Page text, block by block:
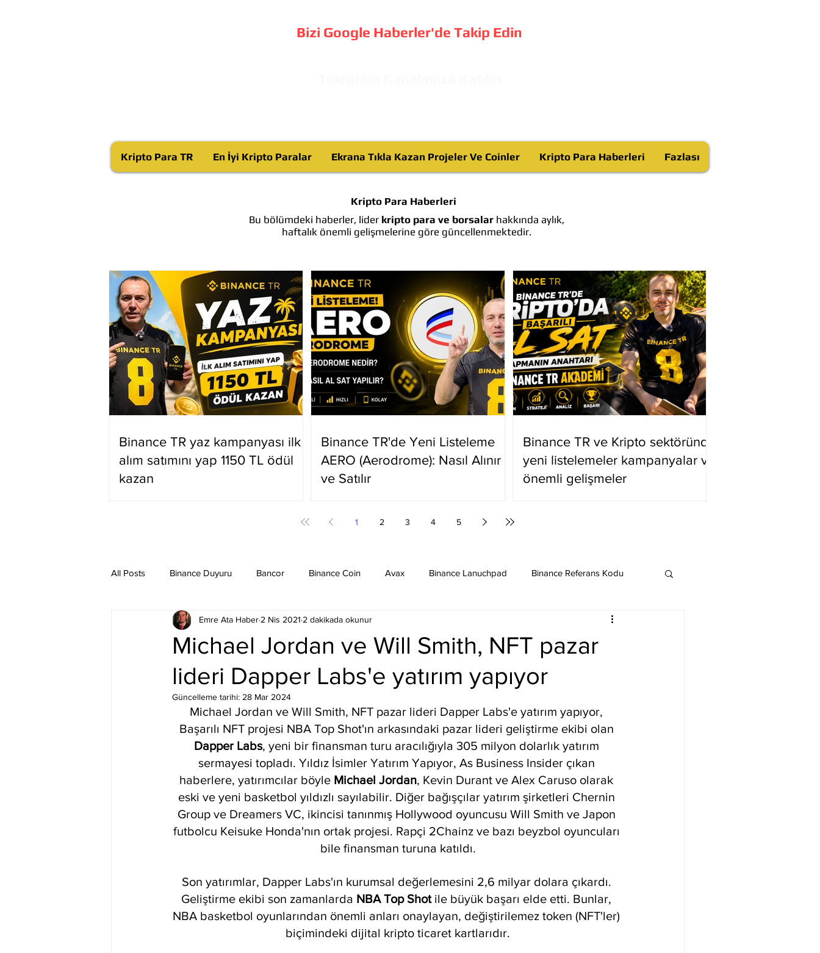
Bizi Google Haberler'de Takip Edin
Kripto Para TR En İyi Kripto Paralar Ekrana Tıkla Kazan Projeler Ve Coinler Kripto Para Haberleri Fazlası
Kripto Para Haberleri
Bu bölümdeki haberler, lider kripto para ve borsalarhakkında aylık,
haftalık önemli gelişmelerine göre güncellenmektedir.
Binance TR yaz kampanyası ilk
alım satımını yap 1150 TL ödül
kazan
Binance TR'de Yeni Listeleme
AERO (Aerodrome): Nasıl Alınır
ve Satılır
Binance TR ve Kripto sektöründe
yeni listelemeler kampanyalar ve
önemli gelişmeler
1 2 3 4 5
All Posts Binance Duyuru Bancor Binance Coin Avax Binance Lanuchpad Binance Referans Kodu
Binance Taraftar Token Bitcoin Bitcoin Sv Binance Yeni Listeleme
Bittorent Coin Chiliz Compound Dai Dash Cosmos Dogecoin Ethereum
Ethereum Classic Elrond Eos Kripto Para Haberleri Iota Holo Linch Litecoin
Michael Jordan ve Will Smith, NFT pazar
lideri Dapper Labs'e yatırım yapıyor
Emre Ata Haber 2 Nis 2021 2 dakikada okunur
Güncelleme tarihi: 28 Mar 2024
Michael Jordan ve Will Smith, NFT pazar lideri Dapper Labs'e yatırım yapıyor,
Başarılı NFT projesi NBA Top Shot'ın arkasındaki pazar lideri geliştirme ekibi olan
Dapper Labs, yeni bir finansman turu aracılığıyla 305 milyon dolarlık yatırım
sermayesi topladı. Yıldız İsimler Yatırım Yapıyor, As Business Insider çıkan
haberlere, yatırımcılar böyle Michael Jordan, Kevin Durant ve Alex Caruso olarak
eski ve yeni basketbol yıldızlı sayılabilir. Diğer bağışçılar yatırım şirketleri Chernin
Group ve Dreamers VC, ikincisi tanınmış Hollywood oyuncusu Will Smith ve Japon
futbolcu Keisuke Honda'nın ortak projesi. Rapçi 2Chainz ve bazı beyzbol oyuncuları
bile finansman turuna katıldı.
Son yatırımlar, Dapper Labs'ın kurumsal değerlemesini 2,6 milyar dolara çıkardı.
Geliştirme ekibi son zamanlarda NBA Top Shot ile büyük başarı elde etti. Bunlar,
NBA basketbol oyunlarından önemli anları onaylayan, değiştirilemez token (NFT'ler)
biçimindeki dijital kripto ticaret kartlarıdır.